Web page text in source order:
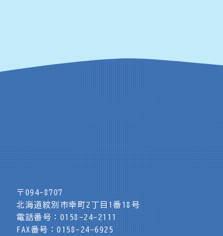
〒094-8707
北海道紋別市幸町2丁目1番18号
電話番号：0158-24-2111
FAX番号：0158-24-6925